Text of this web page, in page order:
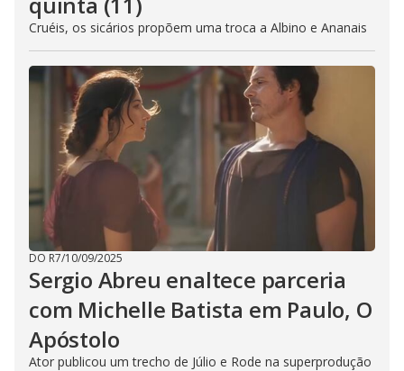
Cruéis, os sicários propõem uma troca a Albino e Ananais
DO R7/10/09/2025
Sergio Abreu enaltece parceria
com Michelle Batista em Paulo, O
Apóstolo
Ator publicou um trecho de Júlio e Rode na superprodução